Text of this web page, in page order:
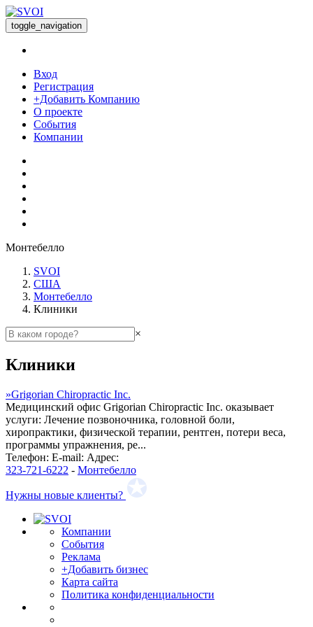
toggle_navigation
Вход
Регистрация
+Добавить Компанию
О проекте
События
Компании
Монтебелло
SVOI
США
Монтебелло
Клиники
×
Клиники
»Grigorian Chiropractic Inc.
Медицинский офис Grigorian Chiropractic Inc. оказывает
услуги: Лечение позвоночника, головной боли,
хиропрактики, физической терапии, рентген, потери веса,
программы упражнения, ре...
Телефон: E-mail: Адрес:
323-721-6222 - Монтебелло
Нужны новые клиенты?
Компании
События
Реклама
+Добавить бизнес
Карта сайта
Политика конфиденциальности